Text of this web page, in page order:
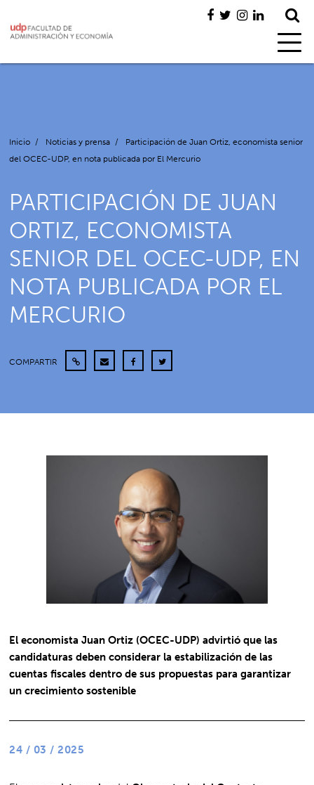
Inicio / Noticias y prensa /
Participación de Juan Ortiz, economista senior
del OCEC-UDP, en nota publicada por El Mercurio
PARTICIPACIÓN DE JUAN
ORTIZ, ECONOMISTA
SENIOR DEL OCEC-UDP, EN
NOTA PUBLICADA POR EL
MERCURIO
COMPARTIR
El economista Juan Ortiz (OCEC-UDP) advirtió que las
candidaturas deben considerar la estabilización de las
cuentas fiscales dentro de sus propuestas para garantizar
un crecimiento sostenible
24 / 03 / 2025